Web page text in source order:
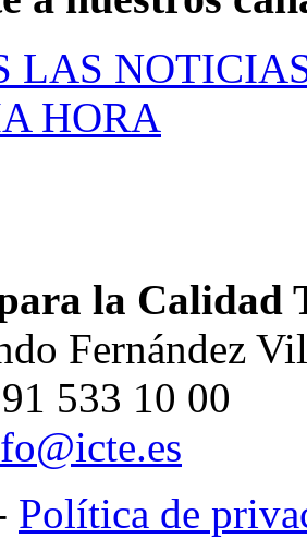
LAS
HORA
la Calidad
Fernández
533 10 00
Política de